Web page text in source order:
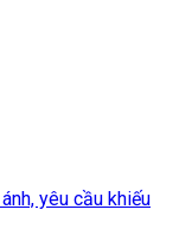
yêu cầu khiếu